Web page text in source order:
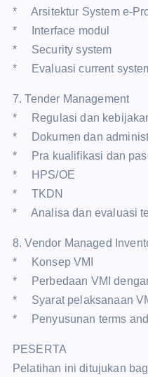
* Arsitektur System e-
* Interface modul
* Security system
* Evaluasi current
7. Tender Management
* Regulasi dan
* Dokumen dan
* Pra kualifikasi dan
* HPS/OE
* TKDN
* Analisa dan evaluasi
8. Vendor Managed
* Konsep VMI
* Perbedaan VMI
* Syarat pelaksanaan
* Penyusunan terms and
PESERTA
Pelatihan ini ditujukan